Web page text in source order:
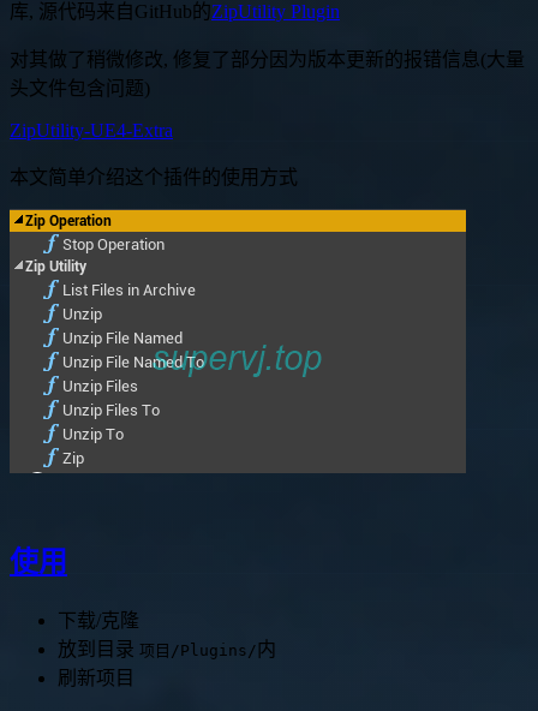
库, 源代码来自GitHub的ZipUtility Plugin
对其做了稍微修改, 修复了部分因为版本更新的报错信息(大量
头文件包含问题)
ZipUtility-UE4-Extra
本文简单介绍这个插件的使用方式
使用
下载/克隆
放到目录 项目/Plugins/ 内
刷新项目